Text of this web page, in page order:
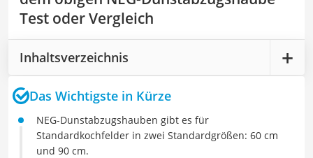
Test oder Vergleich
Inhaltsverzeichnis
Das Wichtigste in Kürze
NEG-Dunstabzugshauben gibt es für
Standardkochfelder in zwei Standardgrößen: 60 cm
und 90 cm.